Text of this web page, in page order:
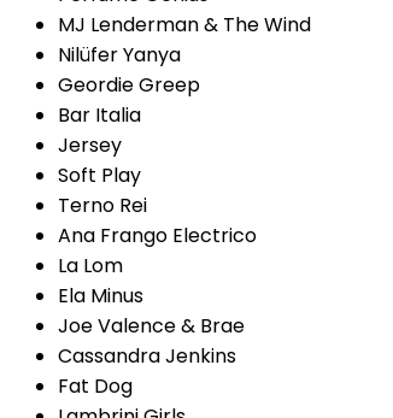
MJ Lenderman & The Wind
Nilüfer Yanya
Geordie Greep
Bar Italia
Jersey
Soft Play
Terno Rei
Ana Frango Electrico
La Lom
Ela Minus
Joe Valence & Brae
Cassandra Jenkins
Fat Dog